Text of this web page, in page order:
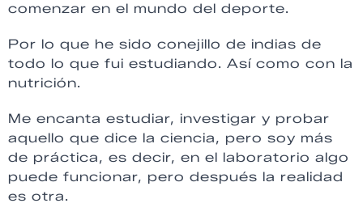
comenzar en el mundo del deporte.
Por lo que he sido conejillo de indias de
todo lo que fui estudiando. Así como con la
nutrición.
Me encanta estudiar, investigar y probar
aquello que dice la ciencia, pero soy más
de práctica, es decir, en el laboratorio algo
puede funcionar, pero después la realidad
es otra.